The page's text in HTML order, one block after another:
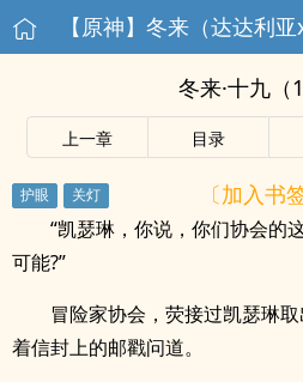
冬来·十九（
上一章 目录
〔加入书
“凯瑟琳，你说，你们协会的
可能?”
冒险家协会，荧接过凯瑟琳
着信封上的邮戳问道。